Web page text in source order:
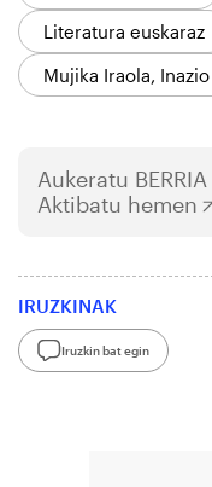
Literatura euskaraz
Mujika Iraola, Inazio
Aukeratu BERRIA
Aktibatu hemen
IRUZKINAK
Iruzkin bat egin